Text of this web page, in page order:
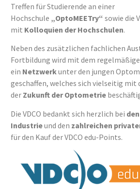
Treffen für Studierende an einer
Hochschule „OptoMEETry“sowie die
mit Kolloquien der Hochschulen.
Neben des zusätzlichen fachlichen
Fortbildung wird mit dem
ein Netzwerkunter den jungen
geschaffen, welches sich vielseitig mit
der Zukunft der Optometrie
Die VDCO bedankt sich herzlich bei
Industrieund den zahlreichen
für den Kauf der VDCO edu-Points.